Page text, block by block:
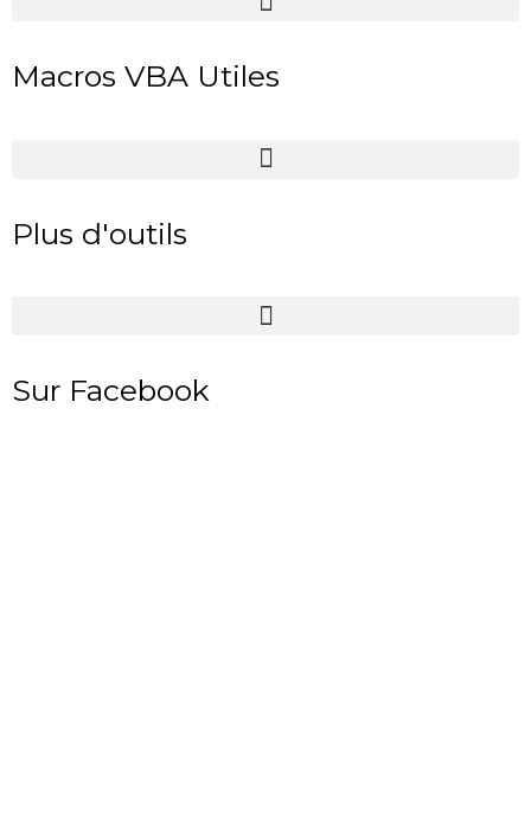
Macros VBA Utiles
Plus d'outils
Sur Facebook